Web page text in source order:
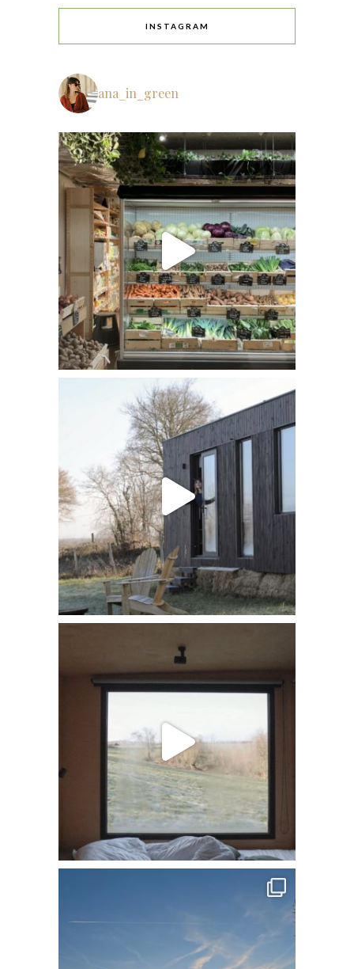
INSTAGRAM
ana_in_green